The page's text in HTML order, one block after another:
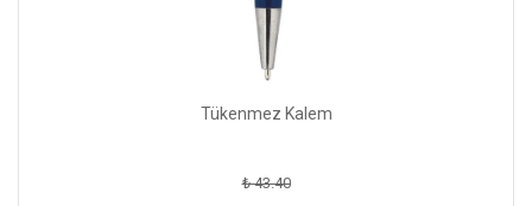
Tükenmez Kalem
₺ 43.40